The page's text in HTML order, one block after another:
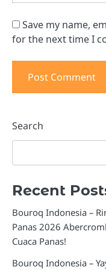
Save my name,
for the next time I
Search
Recent
Bouroq Indonesia –
Panas 2026
Cuaca Panas!
Bouroq Indonesia –